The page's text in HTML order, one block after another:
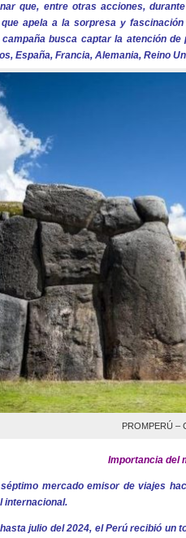
que, entre otras acciones,
que apela a la sorpresa y
campaña busca captar la atención
España, Francia, Alemania, Reino
PROMPERÚ –
Importancia del
mercado emisor de viajes
internacional.
julio del 2024, el Perú recibió un